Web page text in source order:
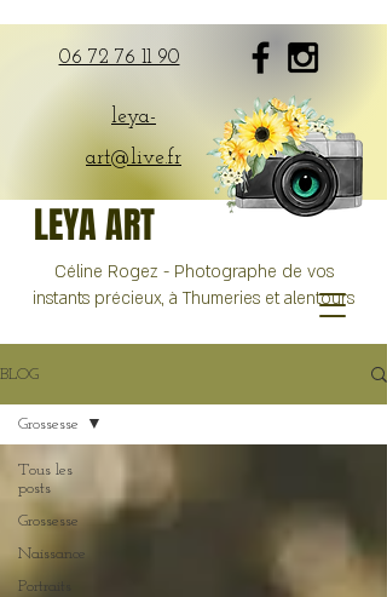
06 72 76 11 90
leya-
art@live.fr
LEYA ART
Céline Rogez - Photographe de vos
instants précieux, à Thumeries et alentours
BLOG
Tous les
posts
Grossesse
Naissance
Portraits
Grossesse